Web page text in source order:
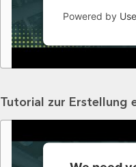
Powered by
Tutorial zur Erstellung